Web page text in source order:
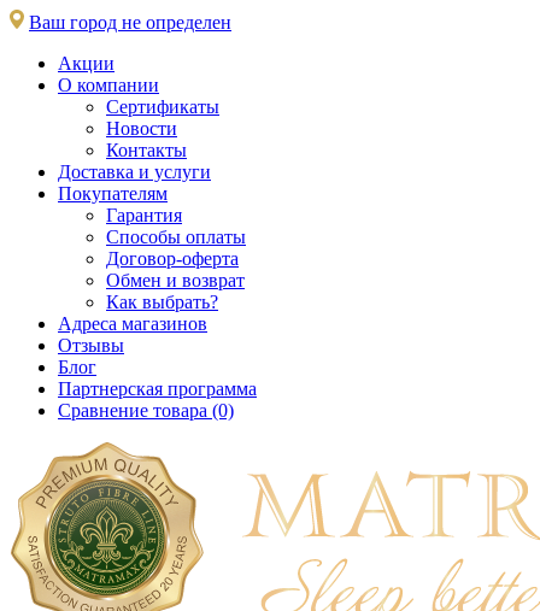
Ваш город не определен
Акции
О компании
Сертификаты
Новости
Контакты
Доставка и услуги
Покупателям
Гарантия
Способы оплаты
Договор-оферта
Обмен и возврат
Как выбрать?
Адреса магазинов
Отзывы
Блог
Партнерская программа
Сравнение товара (0)